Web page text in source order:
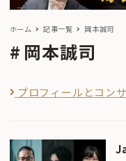
ホーム 記事一覧 岡本誠司
岡本誠司
プロフィールとコン